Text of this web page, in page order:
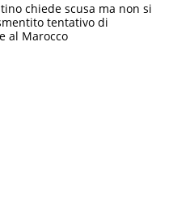
chiede scusa ma non si
tentativo di
al Marocco